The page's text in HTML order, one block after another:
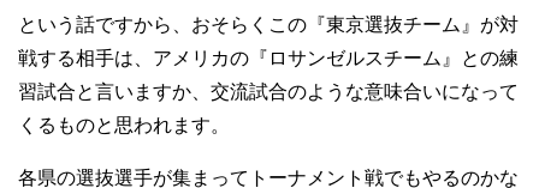
という話ですから、おそらくこの『東京選抜チーム』が対
戦する相手は、アメリカの『ロサンゼルスチーム』との練
習試合と言いますか、交流試合のような意味合いになって
くるものと思われます。
各県の選抜選手が集まってトーナメント戦でもやるのかな